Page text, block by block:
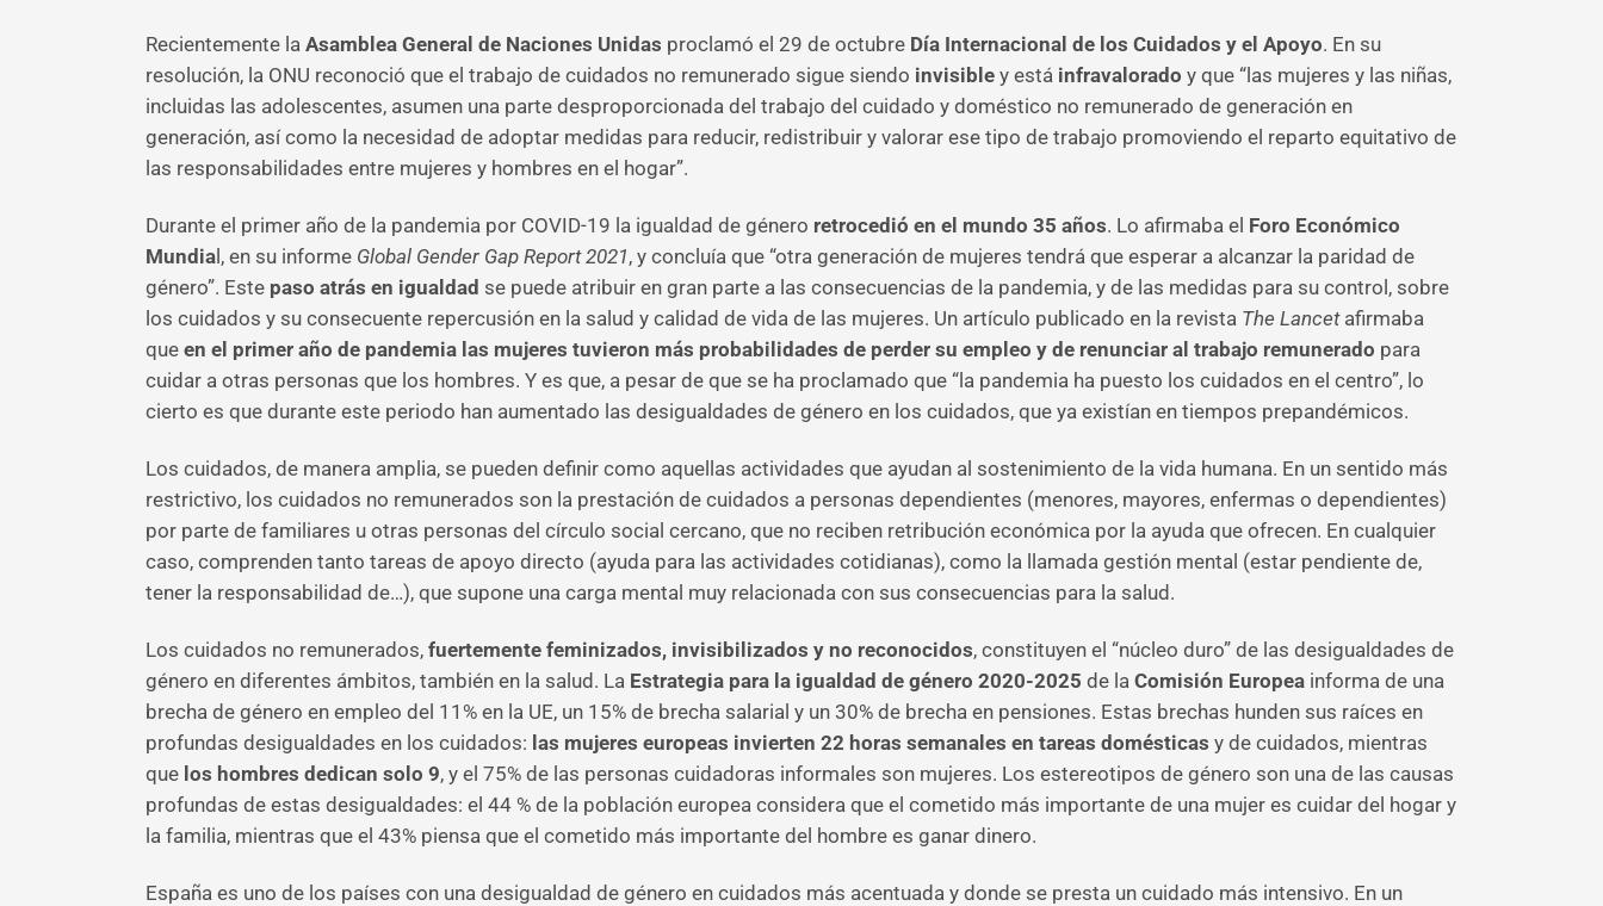
Recientemente la Asamblea General de Naciones Unidas proclamó el 29 de octubre Día Internacional de los Cuidados y el Apoyo. En su
resolución, la ONU reconoció que el trabajo de cuidados no remunerado sigue siendo invisible y está infravalorado y que “las mujeres y las niñas,
incluidas las adolescentes, asumen una parte desproporcionada del trabajo del cuidado y doméstico no remunerado de generación en
generación, así como la necesidad de adoptar medidas para reducir, redistribuir y valorar ese tipo de trabajo promoviendo el reparto equitativo de
las responsabilidades entre mujeres y hombres en el hogar”.
Durante el primer año de la pandemia por COVID-19 la igualdad de género retrocedió en el mundo 35 años. Lo afirmaba el Foro Económico
Mundia l, en su informe Global Gender Gap Report 2021, y concluía que “otra generación de mujeres tendrá que esperar a alcanzar la paridad de
género”. Este paso atrás en igualdad se puede atribuir en gran parte a las consecuencias de la pandemia, y de las medidas para su control, sobre
los cuidados y su consecuente repercusión en la salud y calidad de vida de las mujeres. Un artículo publicado en la revista The Lancetafirmaba
que en el primer año de pandemia las mujeres tuvieron más probabilidades de perder su empleo y de renunciar al trabajo remunerado para
cuidar a otras personas que los hombres. Y es que, a pesar de que se ha proclamado que “la pandemia ha puesto los cuidados en el centro”, lo
cierto es que durante este periodo han aumentado las desigualdades de género en los cuidados, que ya existían en tiempos prepandémicos.
Los cuidados, de manera amplia, se pueden definir como aquellas actividades que ayudan al sostenimiento de la vida humana. En un sentido más
restrictivo, los cuidados no remunerados son la prestación de cuidados a personas dependientes (menores, mayores, enfermas o dependientes)
por parte de familiares u otras personas del círculo social cercano, que no reciben retribución económica por la ayuda que ofrecen. En cualquier
caso, comprenden tanto tareas de apoyo directo (ayuda para las actividades cotidianas), como la llamada gestión mental (estar pendiente de,
tener la responsabilidad de…), que supone una carga mental muy relacionada con sus consecuencias para la salud.
Los cuidados no remunerados, fuertemente feminizados, invisibilizados y no reconocidos, constituyen el “núcleo duro” de las desigualdades de
género en diferentes ámbitos, también en la salud. La Estrategia para la igualdad de género 2020-2025 de la Comisión Europea informa de una
brecha de género en empleo del 11% en la UE, un 15% de brecha salarial y un 30% de brecha en pensiones. Estas brechas hunden sus raíces en
profundas desigualdades en los cuidados: las mujeres europeas invierten 22 horas semanales en tareas domésticas y de cuidados, mientras
que los hombres dedican solo 9, y el 75% de las personas cuidadoras informales son mujeres. Los estereotipos de género son una de las causas
profundas de estas desigualdades: el 44 % de la población europea considera que el cometido más importante de una mujer es cuidar del hogar y
la familia, mientras que el 43% piensa que el cometido más importante del hombre es ganar dinero.
España es uno de los países con una desigualdad de género en cuidados más acentuada y donde se presta un cuidado más intensivo. En un